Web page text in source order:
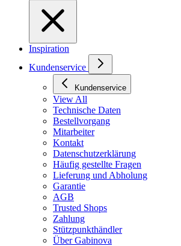
Inspiration
Kundenservice
Kundenservice
View All
Technische Daten
Bestellvorgang
Mitarbeiter
Kontakt
Datenschutzerklärung
Häufig gestellte Fragen
Lieferung und Abholung
Garantie
AGB
Trusted Shops
Zahlung
Stützpunkthändler
Über Gabinova